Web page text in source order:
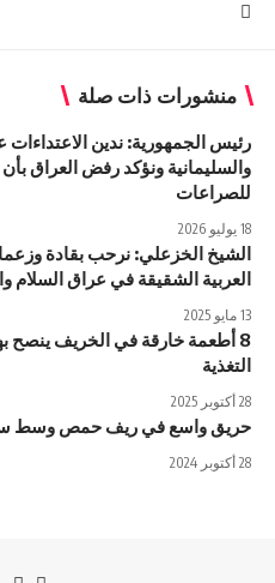
منشورات ذات صلة
رئيس الجمهورية: ندين الاعتداءات
والسليمانية ونؤكد رفض العراق
للصراعات
18 يوليو 2026
الشيخ الخزعلي: نرحب بقادة
العربية الشقيقة في عراق السلام
13 مايو 2025
8 أطعمة خارقة في الخريف ينصح
التغذية
28 أكتوبر 2025
حريق واسع في ريف حمص وسط
28 أكتوبر 2024